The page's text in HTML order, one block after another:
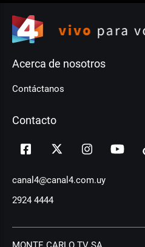
Acerca de nosotros
Contáctanos
Contacto
canal4@canal4.com.uy
2924 4444